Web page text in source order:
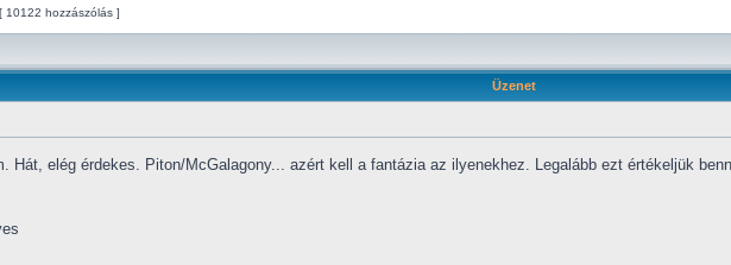
[ 10122 hozzászólás ]
Üzenet
Hát, elég érdekes. Piton/McGalagony... azért kell a fantázia az ilyenekhez. Legalább ezt értékeljük